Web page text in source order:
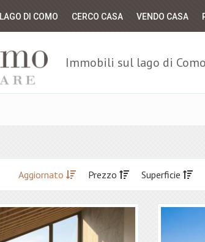
LAGO DI COMO CERCO CASA VENDO CASA
Immobili sul lago di Como
Aggiornato Prezzo Superficie